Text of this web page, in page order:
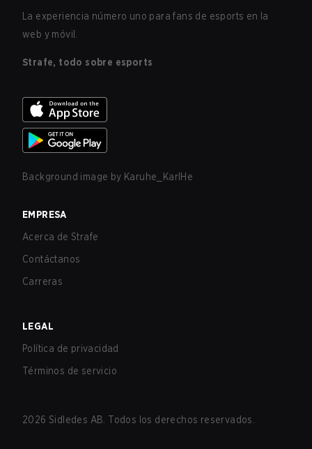
La experiencia número uno para fans de esports en la
web y móvil.
Strafe, todo sobre esports
Background image by Karuhe_KarlHe
EMPRESA
Acerca de Strafe
Contáctanos
Carreras
LEGAL
Política de privacidad
Términos de servicio
2026 Sidledes AB. Todos los derechos reservados.